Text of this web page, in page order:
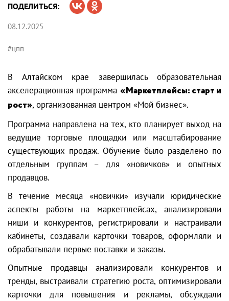
ПОДЕЛИТЬСЯ:
08.12.2025
#цпп
В Алтайском крае завершилась образовательная
акселерационная программа «Маркетплейсы: старт и
рост», организованная центром «Мой бизнес».
Программа направлена на тех, кто планирует выход на
ведущие торговые площадки или масштабирование
существующих продаж. Обучение было разделено по
отдельным группам – для «новичков» и опытных
продавцов.
В течение месяца «новички» изучали юридические
аспекты работы на маркетплейсах, анализировали
ниши и конкурентов, регистрировали и настраивали
кабинеты, создавали карточки товаров, оформляли и
обрабатывали первые поставки и заказы.
Опытные продавцы анализировали конкурентов и
тренды, выстраивали стратегию роста, оптимизировали
карточки для повышения и рекламы, обсуждали